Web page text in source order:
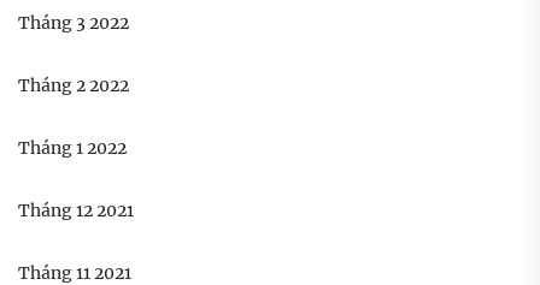
Tháng 3 2022
Tháng 2 2022
Tháng 1 2022
Tháng 12 2021
Tháng 11 2021